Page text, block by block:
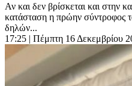
Αν και δεν βρίσκεται και στην
κατάσταση η πρώην σύντροφος
δηλών...
17:25 | Πέμπτη 16 Δεκεμβρίου